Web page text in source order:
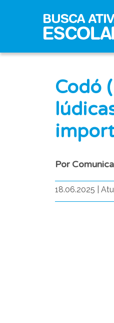
Codó
Por
18.06.2025